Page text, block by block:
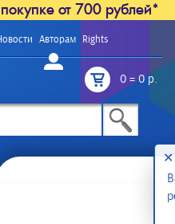
от 700 рублей*
Авторам Rights
Войти
0=0 р.
✕